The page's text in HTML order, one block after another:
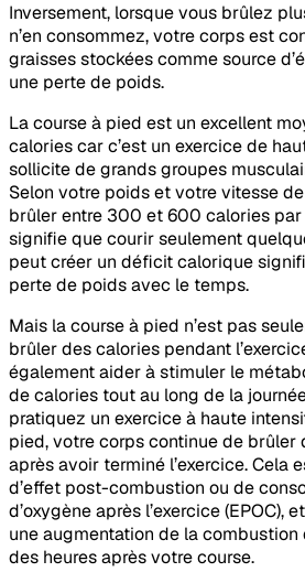
Inversement, lorsque vous brûlez
n’en consommez, votre corps est
graisses stockées comme source
une perte de poids.
La course à pied est un excellent
calories car c’est un exercice de
sollicite de grands groupes
Selon votre poids et votre vitesse
brûler entre 300 et 600 calories par
signifie que courir seulement
peut créer un déficit calorique
perte de poids avec le temps.
Mais la course à pied n’est pas
brûler des calories pendant
également aider à stimuler le
de calories tout au long de la
pratiquez un exercice à haute
pied, votre corps continue de brûler
après avoir terminé l’exercice. Cela
d’effet post-combustion ou de
d’oxygène après l’exercice (EPOC),
une augmentation de la
des heures après votre course.